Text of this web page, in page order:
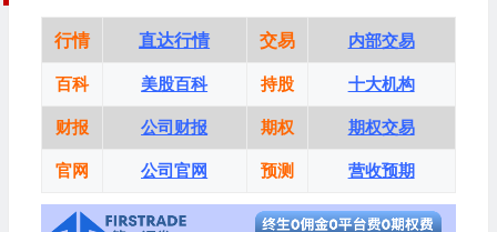
行情 直达行情 交易 内部交易
百科 美股百科 持股 十大机构
财报 公司财报 期权 期权交易
官网 公司官网 预测 营收预期